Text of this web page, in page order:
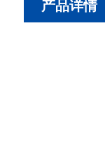
产品详情